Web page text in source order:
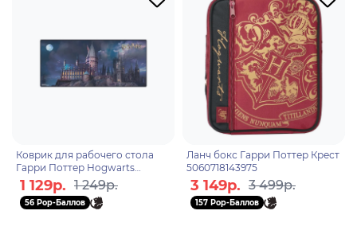
Коврик для рабочего стола
Гарри Поттер Hogwarts
GP2404946
1 129р. 1 249р.
56 Pop-Баллов
Ланч бокс Гарри Поттер Крест
5060718143975
3 149р. 3 499р.
157 Pop-Баллов